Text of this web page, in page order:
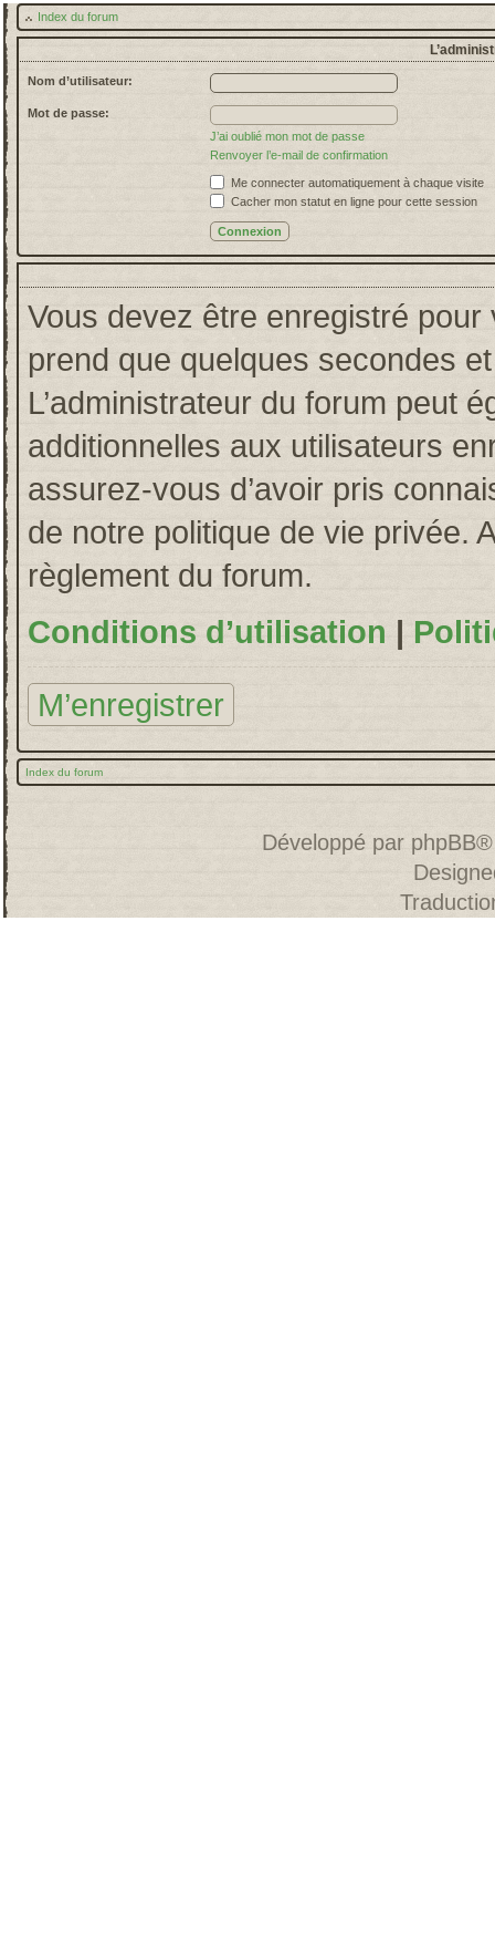
Index du forum
Nom d’utilisateur:
Mot de passe:
J’ai oublié mon mot de passe
Renvoyer l’e-mail de confirmation
Me connecter automatiquement à chaque visite
Cacher mon statut en ligne pour cette session
Vous devez être enregistré pour
prend que quelques secondes
L’administrateur du forum peut
additionnelles aux utilisateurs
assurez-vous d’avoir pris
de notre politique de vie privée.
règlement du forum.
Conditions d’utilisation |
M’enregistrer
Index du forum
Développé par phpBB®